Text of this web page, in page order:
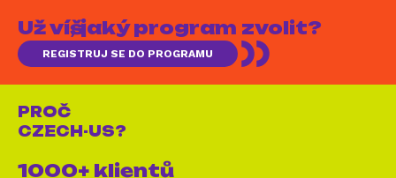
Už víš, jaký program zvolit?
REGISTRUJ SE DO PROGRAMU
PROČ
CZECH-US?
1000+ klientů